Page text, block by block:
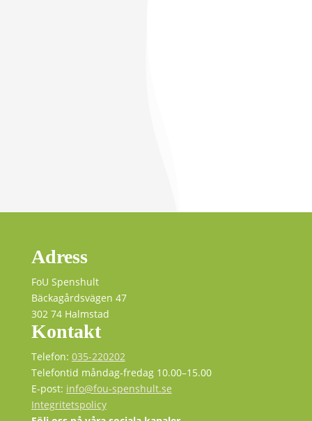
Adress
FoU Spenshult
Bäckagårdsvägen 47
302 74 Halmstad
Kontakt
Telefon: 035-220202
Telefontid måndag-fredag 10.00–15.00
E-post: info@fou-spenshult.se
Integritetspolicy